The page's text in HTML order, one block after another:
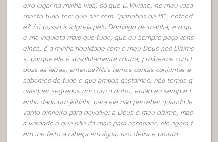
eiro lugar na minha vida, só que D.Viviane, no meu casa
mento tudo tem que ser com “pézinhos de lã”, entend
e? Só posso ir à Igreja pelo Domingo de manhã, e o qu
e me inquieta mais que tudo, que eu sempre peço cons
elhos, é a minha fidelidade com o meu Deus nos Dízimo
s, porque ele é absolutamente contra, proíbe-me com t
odas as letras, entende?Nós temos contas conjuntas e
sabemos de tudo o que ambos gastamos, não temos q
uaisquer segredos um com o outro, então eu sempre t
enho dado um jeitinho para ele não perceber quando le
vanto dinheiro para devolver a Deus o meu dízimo, mas
a verdade é que não dá mais para esconder, ele agora t
em me feito a cabeça em água, não deixa e pronto.